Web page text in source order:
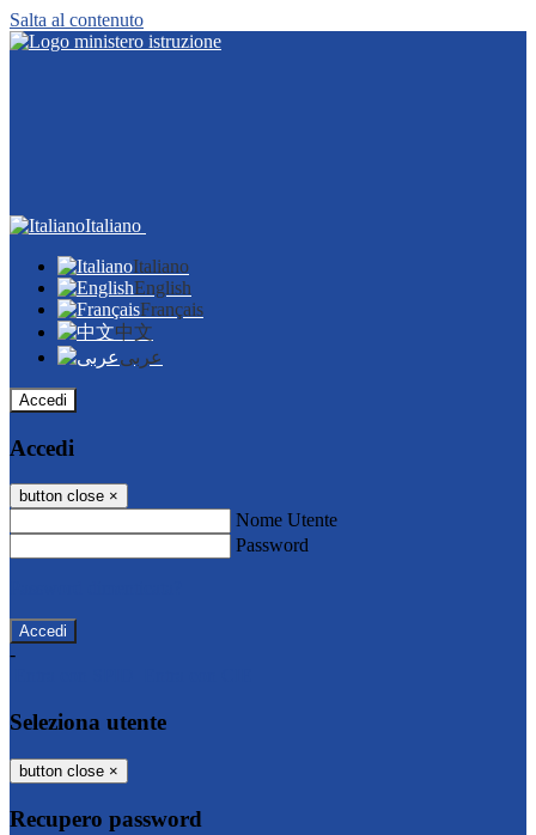
Salta al contenuto
Italiano
Italiano
English
Français
中文
عربى
Accedi
Accedi
button close ×
Nome Utente
Password
-
Seleziona utente
button close ×
Recupero password